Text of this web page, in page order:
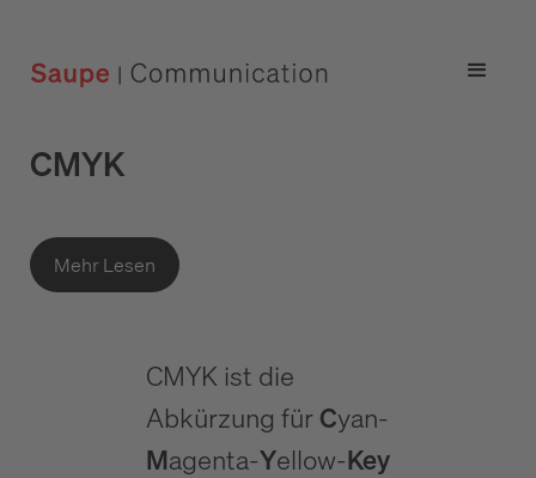
CMYK
Mehr Lesen
CMYK ist die
Abkürzung für Cyan-
Magenta-Yellow-Key